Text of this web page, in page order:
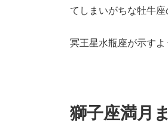
てしまいがちな牡牛
冥王星水瓶座が示す
獅子座満月